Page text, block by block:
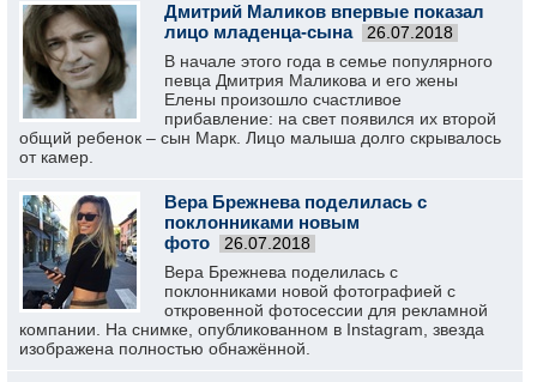
Дмитрий Маликов впервые показал
лицо младенца-сына
26.07.2018
В начале этого года в семье популярного
певца Дмитрия Маликова и его жены
Елены произошло счастливое
прибавление: на свет появился их второй
общий ребенок – сын Марк. Лицо малыша долго скрывалось
от камер.
Вера Брежнева поделилась с
поклонниками новым
фото
26.07.2018
Вера Брежнева поделилась с
поклонниками новой фотографией с
откровенной фотосессии для рекламной
компании. На снимке, опубликованном в Instagram, звезда
изображена полностью обнажённой.